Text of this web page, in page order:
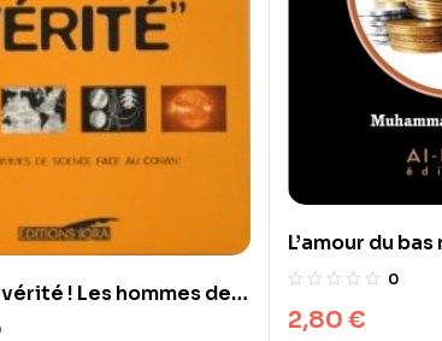
! Les hommes de
au Coran
L’amour du
0
2,80 €